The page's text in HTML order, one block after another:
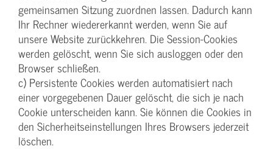
gemeinsamen Sitzung zuordnen lassen. Dadurch kann
Ihr Rechner wiedererkannt werden, wenn Sie auf
unsere Website zurückkehren. Die Session-Cookies
werden gelöscht, wenn Sie sich ausloggen oder den
Browser schließen.
c) Persistente Cookies werden automatisiert nach
einer vorgegebenen Dauer gelöscht, die sich je nach
Cookie unterscheiden kann. Sie können die Cookies in
den Sicherheitseinstellungen Ihres Browsers jederzeit
löschen.